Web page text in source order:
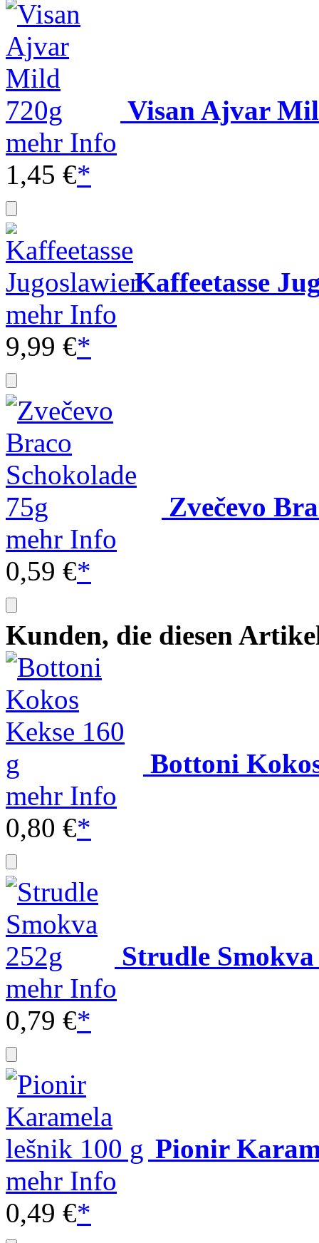
Visan Ajvar
mehr Info
1,45 €*
Kaffeetasse
mehr Info
9,99 €*
Zvečevo
mehr Info
0,59 €*
Kunden, die diesen
Bottoni
mehr Info
0,80 €*
Strudle Smokva
mehr Info
0,79 €*
Pionir
mehr Info
0,49 €*